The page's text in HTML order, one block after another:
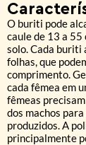
O buriti pode
caule de 13 a
solo. Cada buriti
folhas, que
comprimento.
cada fêmea em
fêmeas
dos machos
produzidos. A
principalmente